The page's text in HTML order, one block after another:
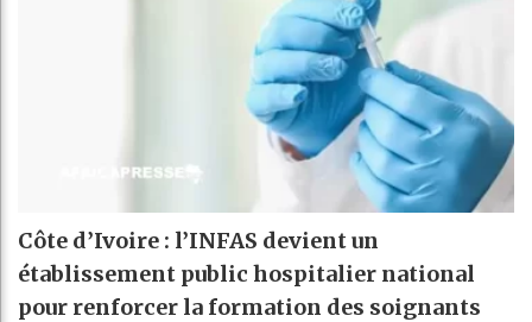
Côte d’Ivoire : l’INFAS devient un
établissement public hospitalier national
pour renforcer la formation des soignants